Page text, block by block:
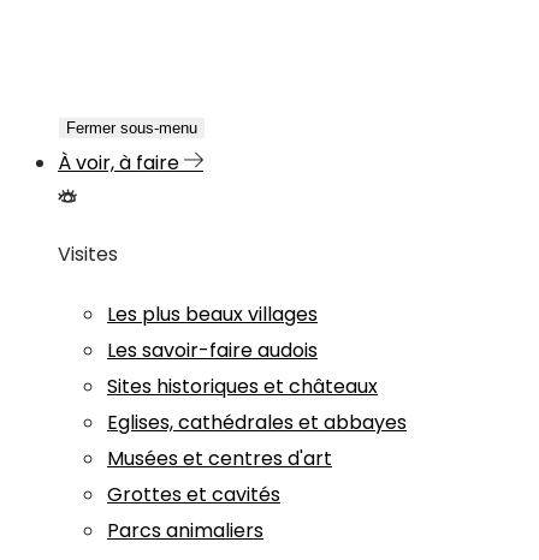
Fermer sous-menu
À voir, à faire
Visites
Les plus beaux villages
Les savoir-faire audois
Sites historiques et châteaux
Eglises, cathédrales et abbayes
Musées et centres d'art
Grottes et cavités
Parcs animaliers